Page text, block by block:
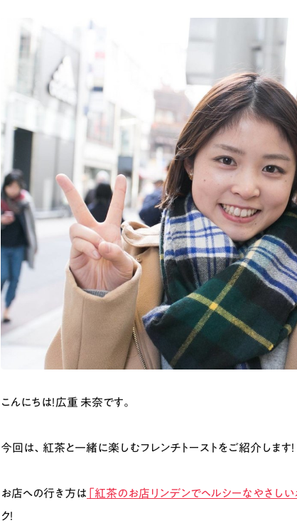
こんにちは！広重 未奈です。
今回は、紅茶と一緒に楽しむフレンチトーストをご紹介します！
お店への行き方は 「紅茶のお店リンデンでヘルシーなやさし
ク！